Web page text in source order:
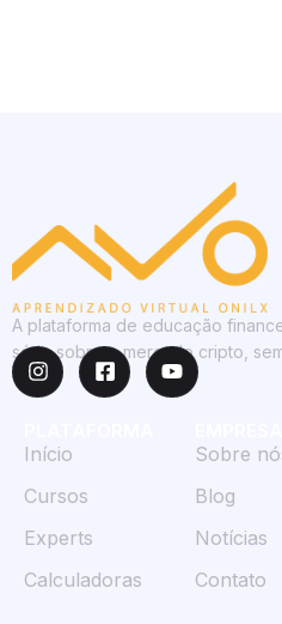
A plataforma de educação
sério sobre o mercado cripto,
Início
Cursos
Experts
Calculadoras
Sobre
Blog
Notícias
Contato